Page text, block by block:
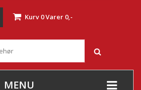
Kurv 0Varer 0,-
MENU